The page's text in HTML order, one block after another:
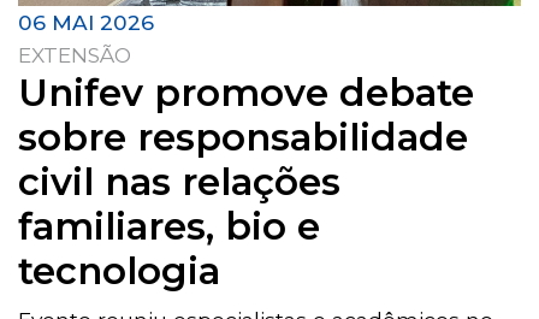
06 MAI 2026
EXTENSÃO
Unifev promove debate
sobre responsabilidade
civil nas relações
familiares, bio e
tecnologia